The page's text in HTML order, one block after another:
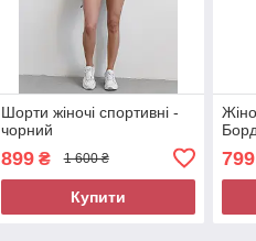
Шорти жіночі спортивні -
чорний
899₴ 1 600 ₴
Купити
799